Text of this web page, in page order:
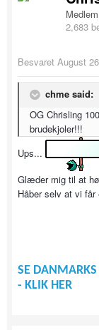
Medlem
2,683
Besvaret August
chme said:
OG Chrisling
brudekjoler!!!
Ups...
Glæder mig til at
Håber selv at vi
SE DANMARKS
- KLIK HER